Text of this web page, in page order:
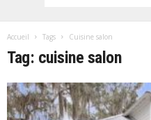
Accueil Tags Cuisine salon
Tag: cuisine salon